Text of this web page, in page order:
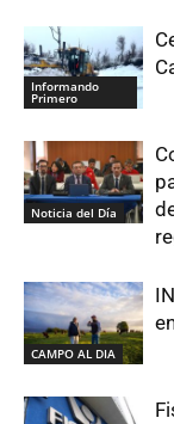
Informando
Primero
Noticia del Día
CAMPO AL DIA